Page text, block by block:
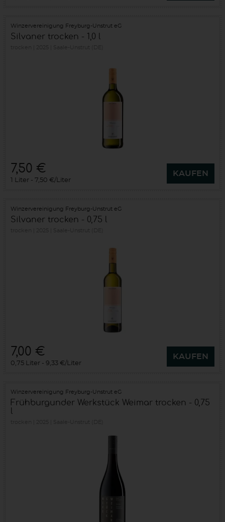
Winzervereinigung Freyburg-Unstrut eG
Silvaner trocken - 1,0 l
7,50 €
1 Liter 7,50 €/Liter
KAUFEN
Winzervereinigung Freyburg-Unstrut eG
Silvaner trocken - 0,75 l
7,00 €
0,75 Liter 9,33 €/Liter
KAUFEN
Winzervereinigung Freyburg-Unstrut eG
Frühburgunder Werkstück Weimar trocken - 0,75
l